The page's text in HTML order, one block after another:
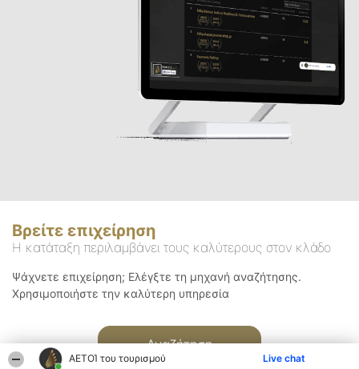
ΑΕΤΟΊ του τουρισμού Live chat
Βρείτε επιχείρηση
Η κατάταξη περιλαμβάνει τους καλύτερους στον κλάδο
Ψάχνετε επιχείρηση; Ελέγξτε τη μηχανή αναζήτησης.
Χρησιμοποιήστε την καλύτερη υπηρεσία
Αναζήτηση